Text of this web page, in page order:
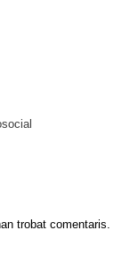
trobat comentaris.